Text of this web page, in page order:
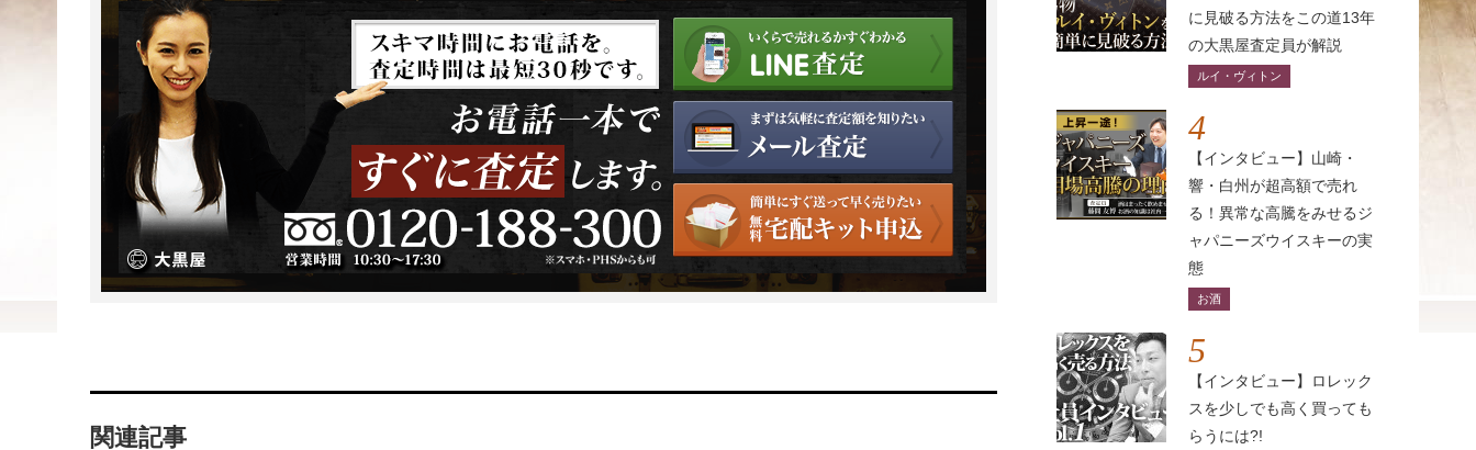
関連記事
に見破る方法をこの道13年
の大黒屋査定員が解説
ルイ・ヴィトン
4
【インタビュー】山崎・
響・白州が超高額で売れ
る！異常な高騰をみせるジ
ャパニーズウイスキーの実
態
お酒
5
【インタビュー】ロレック
スを少しでも高く買っても
らうには?!